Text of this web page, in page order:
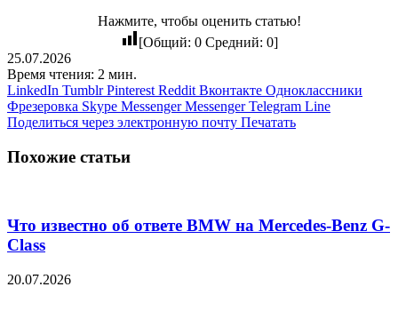
Нажмите, чтобы оценить статью!
[Общий: 0Средний: 0]
25.07.2026
Время чтения: 2 мин.
LinkedIn Tumblr Pinterest Reddit Вконтакте Одноклассники
Фрезеровка Skype Messenger Messenger Telegram Line
Поделиться через электронную почту Печатать
Похожие статьи
Что известно об ответе BMW на Mercedes-Benz G-
Class
20.07.2026